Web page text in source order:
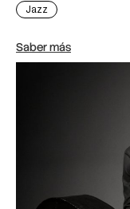
Jazz
Saber más